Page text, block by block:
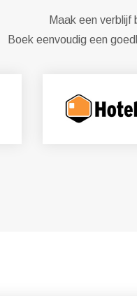
Maak een
Boek eenvoudig een